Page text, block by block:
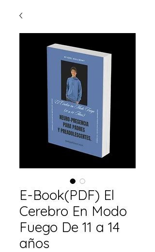
E-Book(PDF) El
Cerebro En Modo
Fuego De 11 a 14
años